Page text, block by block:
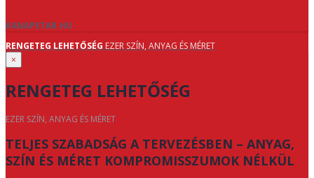
KANAPETAR.HU
RENGETEG LEHETŐSÉG EZER SZÍN, ANYAG ÉS MÉRET
×
RENGETEG LEHETŐSÉG
EZER SZÍN, ANYAG ÉS MÉRET
TELJES SZABADSÁG A TERVEZÉSBEN – ANYAG,
SZÍN ÉS MÉRET KOMPROMISSZUMOK NÉLKÜL